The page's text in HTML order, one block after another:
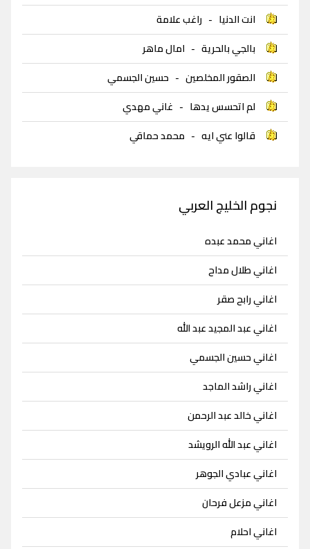
انت الدنيا - راغب علامة
بالجي بالحرية - امال ماهر
الصقور المخلصين - حسين الجسمي
لم اتحسس يدها - غاني مهدي
قالوا عني ايه - محمد حماقي
نجوم الخليج العربي
اغاني محمد عبده
اغاني طلال مداح
اغاني رابح صقر
اغاني عبد المجيد عبد الله
اغاني حسين الجسمي
اغاني راشد الماجد
اغاني خالد عبد الرحمن
اغاني عبد الله الرويشد
اغاني عبادي الجوهر
اغاني مزعل فرحان
اغاني احلام